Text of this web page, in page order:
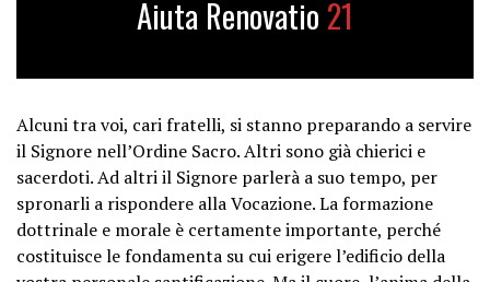
Aiuta Renovatio 21
Alcuni tra voi, cari fratelli, si stanno preparando a servire
il Signore nell’Ordine Sacro. Altri sono già chierici e
sacerdoti. Ad altri il Signore parlerà a suo tempo, per
spronarli a rispondere alla Vocazione. La formazione
dottrinale e morale è certamente importante, perché
costituisce le fondamenta su cui erigere l’edificio della